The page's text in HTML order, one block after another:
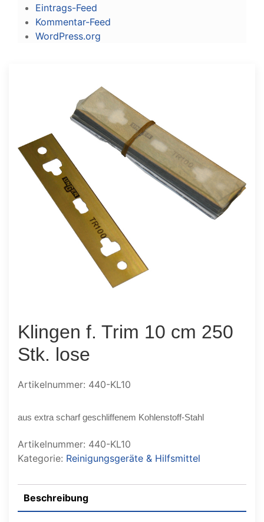
Eintrags-Feed
Kommentar-Feed
WordPress.org
Klingen f. Trim 10 cm 250
Stk. lose
Artikelnummer: 440-KL10
aus extra scharf geschliffenem Kohlenstoff-Stahl
Artikelnummer: 440-KL10
Kategorie: Reinigungsgeräte & Hilfsmittel
Beschreibung